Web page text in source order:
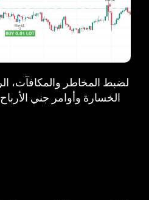
لضبط المخاطر والمكافآت،
الخسارة وأوامر جني